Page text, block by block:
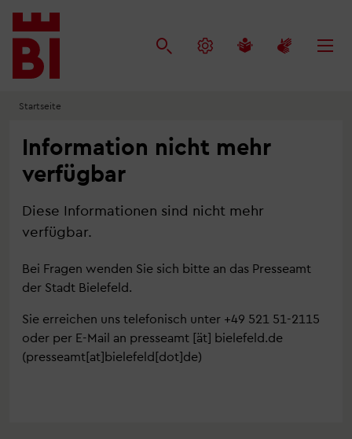
Inhalt
anspringen
Menü
anspringen
Suche
anspringen
Startseite
Information nicht mehr
verfügbar
Diese Informationen sind nicht mehr
verfügbar.
Bei Fragen wenden Sie sich bitte an das Presseamt
der Stadt Bielefeld.
Sie erreichen uns telefonisch unter +49 521 51-2115
oder per E-Mail an presseamt [ät] bielefeld.de
(presseamt[at]bielefeld[dot]de)